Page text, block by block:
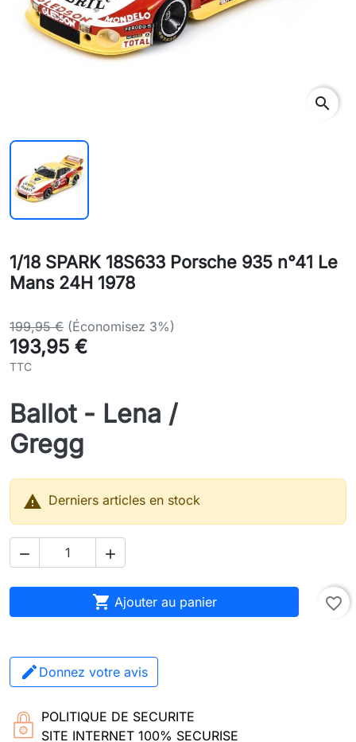
search
1/18 SPARK 18S633 Porsche 935 n°41 Le
Mans 24H 1978
199,95 € (Économisez 3%)
193,95 €
TTC
Ballot - Lena /
Gregg
 Derniers articles en stock
 
 Ajouter au panier favorite_border
Donnez votre avis
POLITIQUE DE SECURITE
SITE INTERNET 100% SECURISE